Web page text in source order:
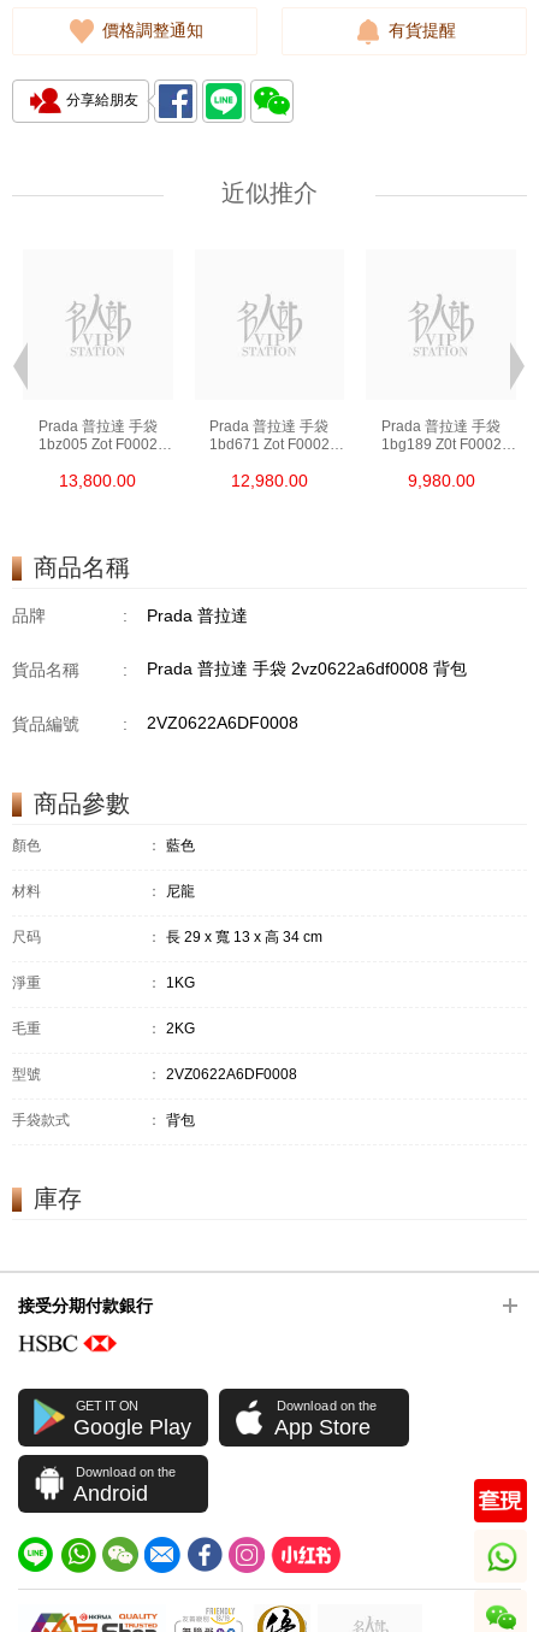
價格調整通知 有貨提醒
分享給朋友
近似推介
Prada 普拉達 手袋
1bz005 Zot F0002
13,800.00
Prada 普拉達 手袋
1bd671 Zot F0002
12,980.00
Prada 普拉達 手袋
1bg189 Z0t F0002
9,980.00
商品名稱
品牌 : Prada 普拉達
貨品名稱 : Prada 普拉達 手袋 2vz0622a6df0008 背包
貨品編號 : 2VZ0622A6DF0008
商品參數
顏色 ： 藍色
材料 ： 尼龍
尺码 ： 長 29 x 寬 13 x 高 34 cm
淨重 ： 1KG
毛重 ： 2KG
型號 ： 2VZ0622A6DF0008
手袋款式 ： 背包
庫存
接受分期付款銀行
GET IT ON
Google Play
Download on the
App Store
Download on the
Android
whatsapp